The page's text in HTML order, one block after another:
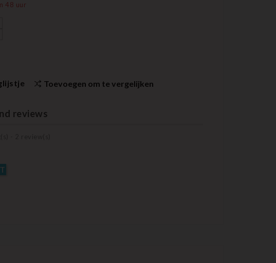
48 uur
Toevoegen om te vergelijken
reviews